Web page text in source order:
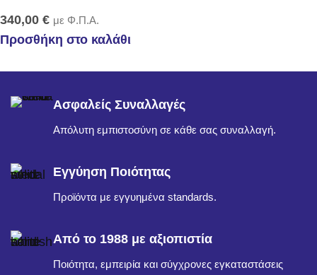
340,00 € με Φ.Π.Α.
Προσθήκη στο καλάθι
Ασφαλείς Συναλλαγές
Απόλυτη εμπιστοσύνη σε κάθε σας συναλλαγή.
Εγγύηση Ποιότητας
Προϊόντα με εγγυημένα standards.
Από το 1988 με αξιοπιστία
Ποιότητα, εμπειρία και σύγχρονες εγκαταστάσεις